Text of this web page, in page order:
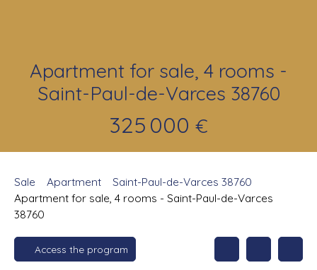
Apartment for sale, 4 rooms -
Saint-Paul-de-Varces 38760
325 000 €
Sale Apartment
Saint-Paul-de-Varces 38760
Apartment for sale, 4 rooms - Saint-Paul-de-Varces
38760
Access the program